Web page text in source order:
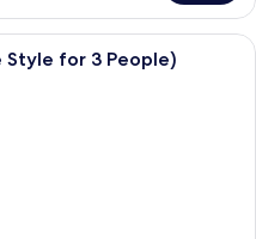
traditionelt japansk rum med
for 3 People)